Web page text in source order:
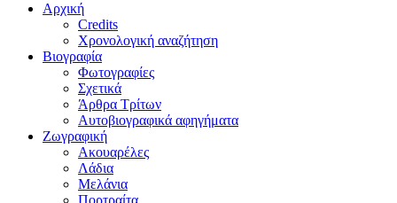
Αρχική
Credits
Χρονολογική αναζήτηση
Βιογραφία
Φωτογραφίες
Σχετικά
Άρθρα Τρίτων
Αυτοβιογραφικά αφηγήματα
Ζωγραφική
Ακουαρέλες
Λάδια
Μελάνια
Πορτραίτα